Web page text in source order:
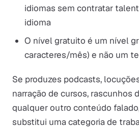
idiomas sem contratar
idioma
O nível gratuito é um nível
caracteres/mês) e não um
Se produzes podcasts,
narração de cursos, rascunhos
qualquer outro conteúdo
substitui uma categoria de